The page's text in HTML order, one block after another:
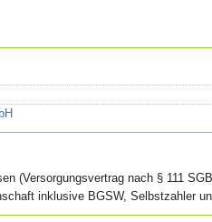
(Versorgungsvertrag nach § 111
inklusive BGSW, Selbstzahler